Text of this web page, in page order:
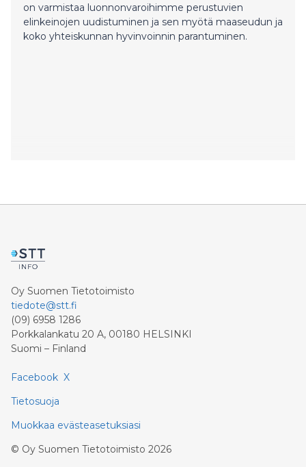
on varmistaa luonnonvaroihimme perustuvien
elinkeinojen uudistuminen ja sen myötä maaseudun ja
koko yhteiskunnan hyvinvoinnin parantuminen.
Oy Suomen Tietotoimisto
tiedote@stt.fi
(09) 6958 1286
Porkkalankatu 20 A, 00180 HELSINKI
Suomi – Finland
Facebook X
Tietosuoja
Muokkaa evästeasetuksiasi
© Oy Suomen Tietotoimisto 2026